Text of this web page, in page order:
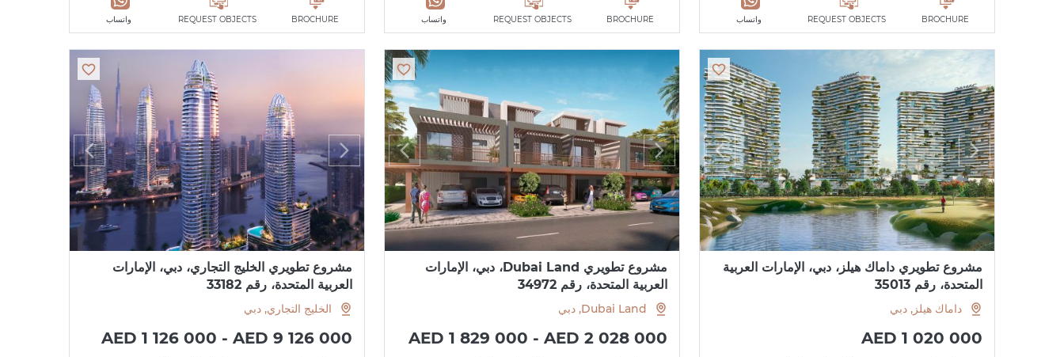
BROCHURE
REQUEST OBJECTS واتساب BROCHURE
REQUEST OBJECTS واتساب BROCHURE
REQUEST OBJECTS واتساب
مشروع تطويري داماك هيلز، دبي، الإمارات العربية
المتحدة، رقم 35013
داماك هيلز, دبي
AED 1 020 000
مشروع تطويري Dubai Land، دبي، الإمارات
العربية المتحدة، رقم 34972
Dubai Land, دبي
AED 1 829 000 - AED 2 028 000
مشروع تطويري الخليج التجاري، دبي، الإمارات
العربية المتحدة، رقم 33182
الخليج التجاري, دبي
AED 1 126 000 - AED 9 126 000